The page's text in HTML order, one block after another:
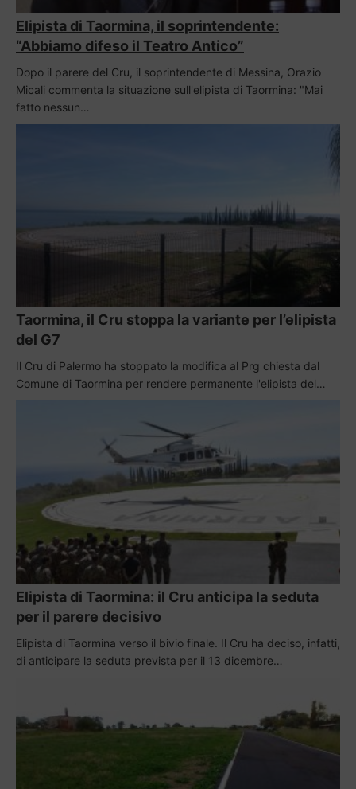
Elipista di Taormina, il soprintendente:
“Abbiamo difeso il Teatro Antico”
Dopo il parere del Cru, il soprintendente di Messina, Orazio
Micali commenta la situazione sull'elipista di Taormina: "Mai
fatto nessun…
Taormina, il Cru stoppa la variante per l’elipista
del G7
Il Cru di Palermo ha stoppato la modifica al Prg chiesta dal
Comune di Taormina per rendere permanente l'elipista del…
Elipista di Taormina: il Cru anticipa la seduta
per il parere decisivo
Elipista di Taormina verso il bivio finale. Il Cru ha deciso, infatti,
di anticipare la seduta prevista per il 13 dicembre…